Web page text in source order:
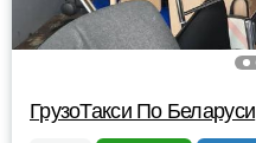
ГрузоТакси По Беларуси